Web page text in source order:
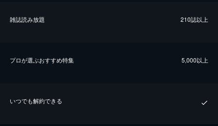
雑誌読み放題 210誌以上
プロが選ぶおすすめ特集 5,000以上
いつでも解約できる